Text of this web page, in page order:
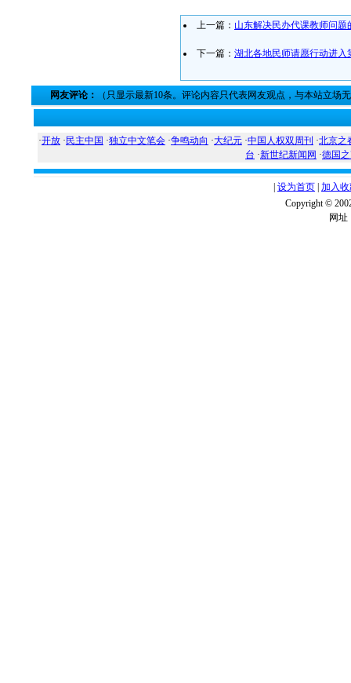
上一篇： 山东解决民办代课教师问题
下一篇： 湖北各地民师请愿行动进入
网友评论： （只显示最新10条。评论内容只代表网友观点，与本站立场
·开放 · 民主中国 ·独立中文笔会 ·争鸣动向 ·大纪元 ·中国人权双周刊 ·北京之
台 ·新世纪新闻网 ·德国
设为首页 加入
Copyright ©
网址